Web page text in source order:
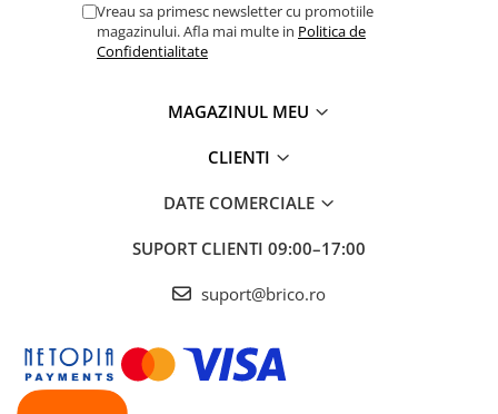
Vreau sa primesc newsletter cu promotiile
magazinului. Afla mai multe in Politica de
Confidentialitate
MAGAZINUL MEU
CLIENTI
DATE COMERCIALE
SUPORT CLIENTI 09:00–17:00
suport@brico.ro